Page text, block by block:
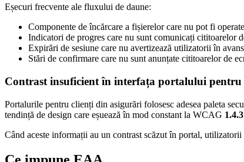
Eșecuri frecvente ale fluxului de daune:
Componente de încărcare a fișierelor care nu pot fi
Indicatori de progres care nu sunt comunicați cititoarelor
Expirări de sesiune care nu avertizează utilizatorii în
Stări de confirmare care nu sunt anunțate cititoarelor de
Contrast insuficient în interfața portalului pentru
Portalurile pentru clienți din asigurări folosesc adesea paleta
tendință de design care eșuează în mod constant la WCAG
Când aceste informații au un contrast scăzut în portal,